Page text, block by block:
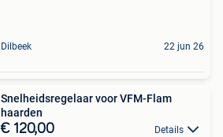
Dilbeek 22 jun 26
Snelheidsregelaar voor VFM-Flam
haarden
€ 120,00 Details